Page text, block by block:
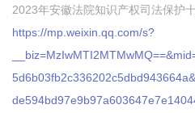
2023年安徽法院知识产权司法保护
https://mp.weixin.qq.com/s?